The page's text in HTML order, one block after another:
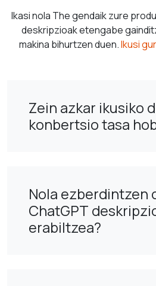
Ikasi nola The gendaik zure
deskripzioak etengabe
makina bihurtzen duen.Ikusi
Zein azkar ikusiko
konbertsio tasa
Nola ezberdintzen
ChatGPT
erabiltzea?